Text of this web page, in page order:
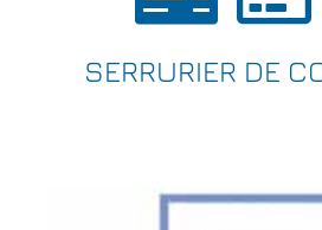
SERRURIER DE